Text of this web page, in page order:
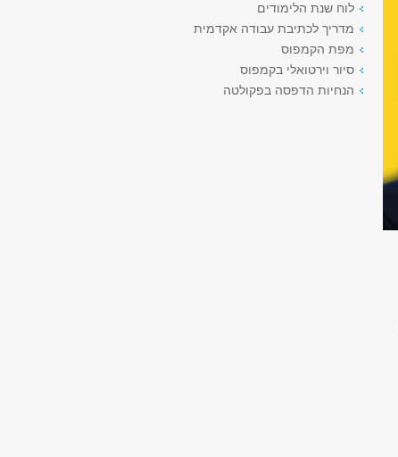
לוח שנת הלימודים
מדריך לכתיבת עבודה אקדמית
מפת הקמפוס
סיור וירטואלי בקמפוס
הנחיות הדפסה בפקולטה